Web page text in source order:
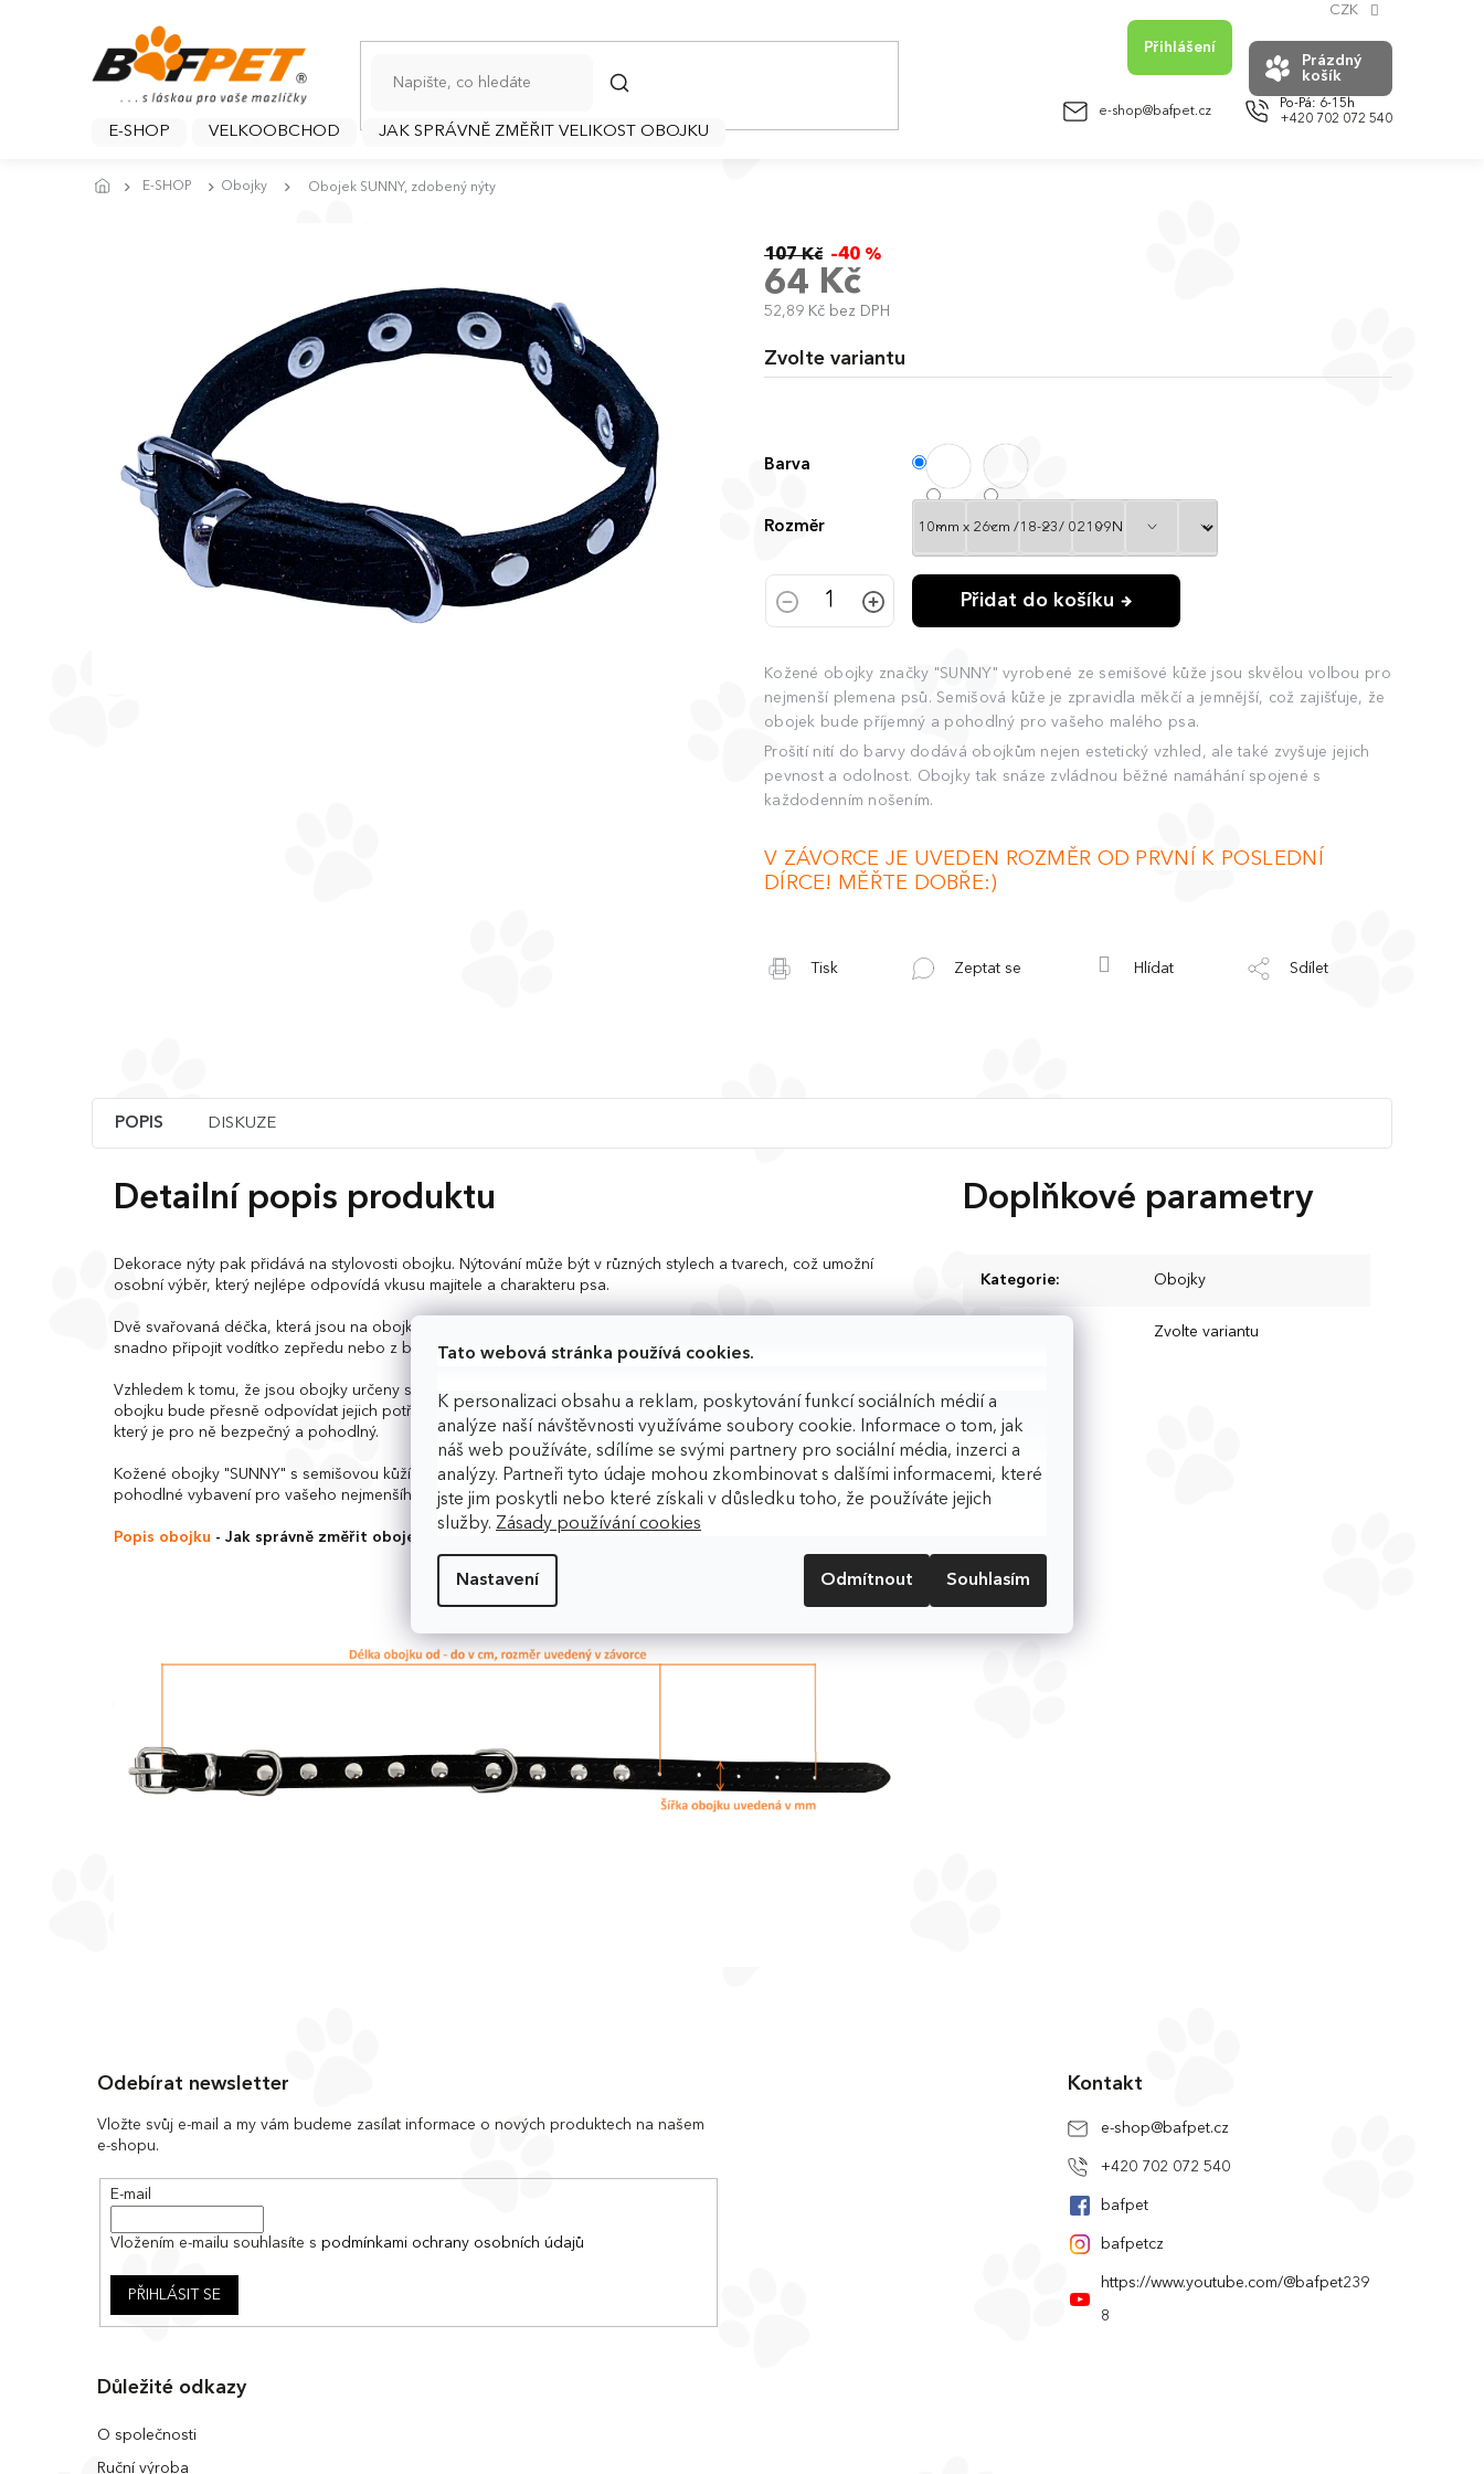
Tato webová stránka používá cookies.
K personalizaci obsahu a reklam, poskytování funkcí sociálních médií a
analýze naší návštěvnosti využíváme soubory cookie. Informace o tom, jak
náš web používáte, sdílíme se svými partnery pro sociální média, inzerci a
analýzy. Partneři tyto údaje mohou zkombinovat s dalšími informacemi, které
jste jim poskytli nebo které získali v důsledku toho, že používáte jejich
služby. Zásady používání cookies
Nastavení Odmítnout Souhlasím
+420 702 072 540
e-shop@bafpet.cz
CZK
Přihlášení
HLEDAT
NÁKUPNÍ
KOŠÍK
Prázdný
košík
E-SHOP VELKOOBCHOD JAK SPRÁVNĚ ZMĚŘIT VELIKOST OBOJKU
E-SHOP Obojky Obojek SUNNY, zdobený nýty
107 Kč –40 %
64 Kč
52,89 Kč bez DPH
Měrná
Zvolte variantu
Barva
Rozměr
Přidat do košíku
Kožené obojky značky "SUNNY" vyrobené ze semišové kůže jsou skvělou volbou pro
nejmenší plemena psů. Semišová kůže je zpravidla měkčí a jemnější, což zajišťuje, že
obojek bude příjemný a pohodlný pro vašeho malého psa.
Prošití nití do barvy dodává obojkům nejen estetický vzhled, ale také zvyšuje jejich
pevnost a odolnost. Obojky tak snáze zvládnou běžné namáhání spojené s
každodenním nošením.
V ZÁVORCE JE UVEDEN ROZMĚR OD PRVNÍ K POSLEDNÍ
DÍRCE! MĚŘTE DOBŘE:)
Tisk Zeptat se Hlídat Sdílet
POPIS DISKUZE
Detailní popis produktu
Dekorace nýty pak přidává na stylovosti obojku. Nýtování může být v různých stylech a tvarech, což umožní
osobní výběr, který nejlépe odpovídá vkusu majitele a charakteru psa.
Dvě svařovaná déčka, která jsou na obojku připevněna, umožňují variabilitu a flexibilitu. To znamená, že můžete
snadno připojit vodítko zepředu nebo z boku, podle toho, co vyhovuje vám a vašemu psu nejvíce.
Vzhledem k tomu, že jsou obojky určeny speciálně pro nejmenší plemena, je zajištěno, že velikost a konstrukce
obojku bude přesně odpovídat jejich potřebám. Malí psi mají často jemnější krky, a proto je důležité mít obojek,
který je pro ně bezpečný a pohodlný.
Kožené obojky "SUNNY" s semišovou kůží, prošitím do barvy a zdobením nýty jsou tedy stylové, funkční a
pohodlné vybavení pro vašeho nejmenšího čtyřnohého kamaráda.
Popis obojku - Jak správně změřit obojek?
Doplňkové parametry
Kategorie: Obojky
Zvolte variantu
Odebírat newsletter
Vložte svůj e-mail a my vám budeme zasílat informace o nových produktech na našem
e-shopu.
E-mail
Vložením e-mailu souhlasíte s podmínkami ochrany osobních údajů
PŘIHLÁSIT SE
Kontakt
e-shop@bafpet.cz
+420 702 072 540
bafpet
bafpetcz
https://www.youtube.com/@bafpet239
8
Důležité odkazy
O společnosti
Ruční výroba